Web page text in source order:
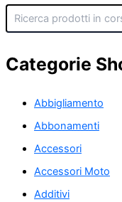
Categorie
Abbigliamento
Abbonamenti
Accessori
Accessori Moto
Additivi